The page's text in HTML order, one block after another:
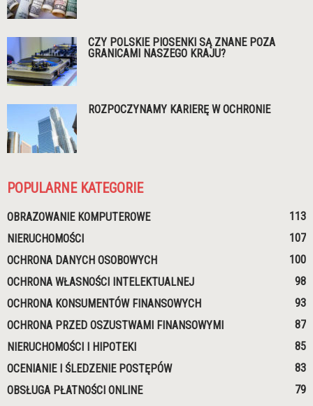
CZY POLSKIE PIOSENKI SĄ ZNANE POZA
GRANICAMI NASZEGO KRAJU?
ROZPOCZYNAMY KARIERĘ W OCHRONIE
POPULARNE KATEGORIE
OBRAZOWANIE KOMPUTEROWE
113
NIERUCHOMOŚCI
107
OCHRONA DANYCH OSOBOWYCH
100
OCHRONA WŁASNOŚCI INTELEKTUALNEJ
98
OCHRONA KONSUMENTÓW FINANSOWYCH
93
OCHRONA PRZED OSZUSTWAMI FINANSOWYMI
87
NIERUCHOMOŚCI I HIPOTEKI
85
OCENIANIE I ŚLEDZENIE POSTĘPÓW
83
OBSŁUGA PŁATNOŚCI ONLINE
79